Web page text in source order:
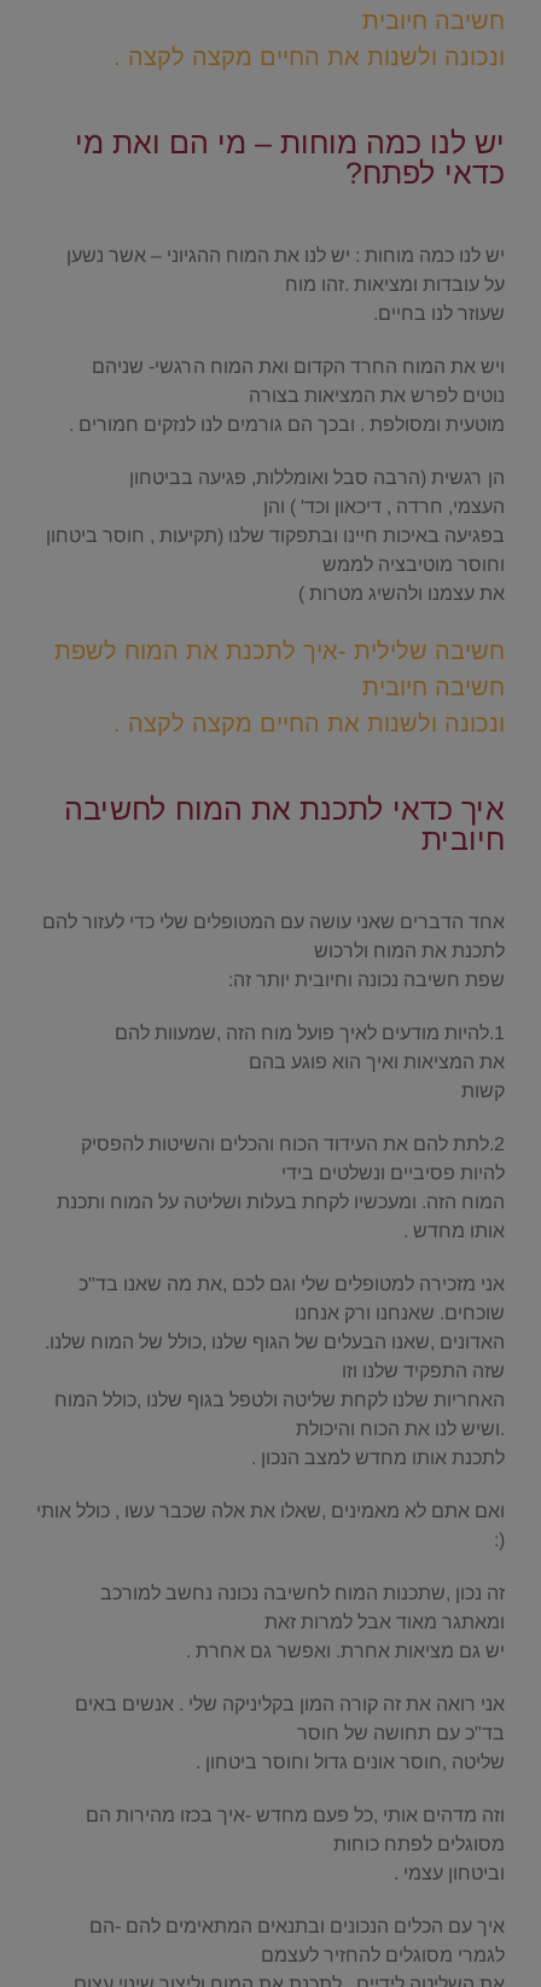
חשיבה חיובית
ונכונה ולשנות את החיים מקצה לקצה .
יש לנו כמה מוחות – מי הם ואת מי
כדאי לפתח?
יש לנו כמה מוחות : יש לנו את המוח ההגיוני – אשר נשען
על עובדות ומציאות .זהו מוח
שעוזר לנו בחיים.
ויש את המוח החרד הקדום ואת המוח הרגשי- שניהם
נוטים לפרש את המציאות בצורה
מוטעית ומסולפת . ובכך הם גורמים לנו לנזקים חמורים .
הן רגשית (הרבה סבל ואומללות, פגיעה בביטחון
העצמי, חרדה , דיכאון וכד' ) והן
בפגיעה באיכות חיינו ובתפקוד שלנו (תקיעות , חוסר ביטחון
וחוסר מוטיבציה לממש
את עצמנו ולהשיג מטרות )
חשיבה שלילית -איך לתכנת את המוח לשפת
חשיבה חיובית
ונכונה ולשנות את החיים מקצה לקצה .
איך כדאי לתכנת את המוח לחשיבה
חיובית
אחד הדברים שאני עושה עם המטופלים שלי כדי לעזור להם
לתכנת את המוח ולרכוש
שפת חשיבה נכונה וחיובית יותר זה:
1.להיות מודעים לאיך פועל מוח הזה ,שמעוות להם
את המציאות ואיך הוא פוגע בהם
קשות
2.לתת להם את העידוד הכוח והכלים והשיטות להפסיק
להיות פסיביים ונשלטים בידי
המוח הזה. ומעכשיו לקחת בעלות ושליטה על המוח ותכנת
אותו מחדש .
אני מזכירה למטופלים שלי וגם לכם ,את מה שאנו בד"כ
שוכחים. שאנחנו ורק אנחנו
האדונים ,שאנו הבעלים של הגוף שלנו ,כולל של המוח שלנו.
שזה התפקיד שלנו וזו
האחריות שלנו לקחת שליטה ולטפל בגוף שלנו ,כולל המוח
.ושיש לנו את הכוח והיכולת
לתכנת אותו מחדש למצב הנכון .
ואם אתם לא מאמינים ,שאלו את אלה שכבר עשו , כולל אותי
(:
זה נכון ,שתכנות המוח לחשיבה נכונה נחשב למורכב
ומאתגר מאוד אבל למרות זאת
יש גם מציאות אחרת. ואפשר גם אחרת .
אני רואה את זה קורה המון בקליניקה שלי . אנשים באים
בד"כ עם תחושה של חוסר
שליטה ,חוסר אונים גדול וחוסר ביטחון .
וזה מדהים אותי ,כל פעם מחדש -איך בכזו מהירות הם
מסוגלים לפתח כוחות
וביטחון עצמי .
איך עם הכלים הנכונים ובתנאים המתאימים להם -הם
לגמרי מסוגלים להחזיר לעצמם